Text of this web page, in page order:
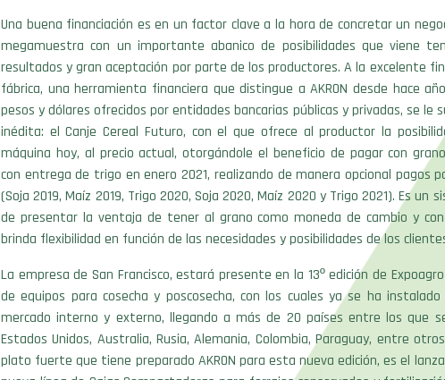
Una buena financiación es en un factor clave a la hora de concretar un
megamuestra con un importante abanico de posibilidades que viene
resultados y gran aceptación por parte de los productores. A la excelente
fábrica, una herramienta financiera que distingue a AKRON desde hace
pesos y dólares ofrecidos por entidades bancarias públicas y privadas, se le
inédita: el Canje Cereal Futuro, con el que ofrece al productor la
máquina hoy, al precio actual, otorgándole el beneficio de pagar con
con entrega de trigo en enero 2021, realizando de manera opcional pagos
(Soja 2019, Maíz 2019, Trigo 2020, Soja 2020, Maíz 2020 y Trigo 2021). Es un
de presentar la ventaja de tener al grano como moneda de cambio y
brinda flexibilidad en función de las necesidades y posibilidades de los
La empresa de San Francisco, estará presente en la 13º edición de
de equipos para cosecha y poscosecha, con los cuales ya se ha
mercado interno y externo, llegando a más de 20 países entre los que
Estados Unidos, Australia, Rusia, Alemania, Colombia, Paraguay, entre
plato fuerte que tiene preparado AKRON para esta nueva edición, es el